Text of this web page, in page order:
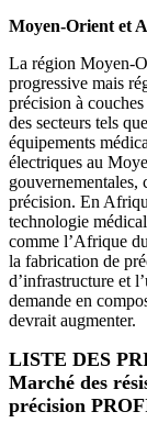
Moyen-Orient et
La région Moyen-
progressive mais
précision à
des secteurs tels
équipements
électriques au
gouvernementales,
précision. En
technologie
comme l’Afrique
la fabrication de
d’infrastructure et
demande en
devrait augmenter.
LISTE DES
Marché des
précision